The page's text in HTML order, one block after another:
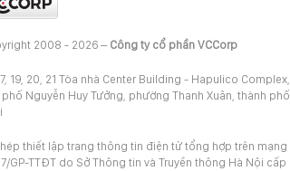
2008 - 2026 –Công ty cổ phần VCCorp
19, 20, 21 Tòa nhà Center Building - Hapulico Complex,
phố Nguyễn Huy Tưởng, phường Thanh Xuân, thành phố
thiết lập trang thông tin điện tử tổng hợp trên mạng
GP-TTĐT do Sở Thông tin và Truyền thông Hà Nội cấp